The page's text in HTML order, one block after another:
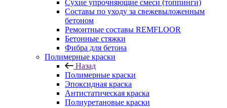
Сухие упрочняющие смеси (топпинги)
Составы по уходу за свежевыложенным
бетоном
Ремонтные составы REMFLOOR
Бетонные стяжки
Фибра для бетона
Полимерные краски
Назад
Полимерные краски
Эпоксидная краска
Антистатическая краска
Полиуретановые краски